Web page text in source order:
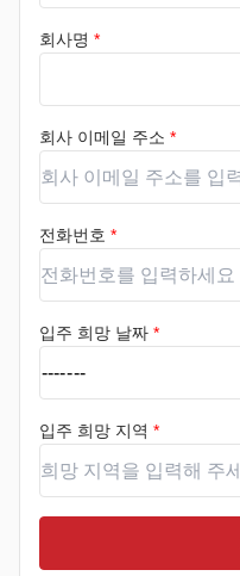
회사명 *
회사 이메일 주소 *
전화번호 *
입주 희망 날짜 *
입주 희망 지역 *